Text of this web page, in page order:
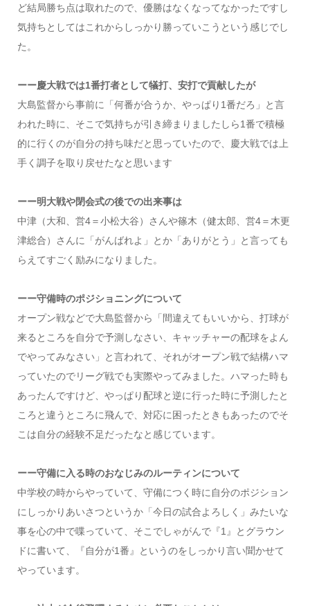
ど結局勝ち点は取れたので、優勝はなくなってなかったですし
気持ちとしてはこれからしっかり勝っていこうという感じでし
た。
ーー慶大戦では1番打者として犠打、安打で貢献したが
大島監督から事前に「何番が合うか、やっぱり1番だろ」と言
われた時に、そこで気持ちが引き締まりましたしら1番で積極
的に行くのが自分の持ち味だと思っていたので、慶大戦では上
手く調子を取り戻せたなと思います
ーー明大戦や閉会式の後での出来事は
中津（大和、営4＝小松大谷）さんや篠木（健太郎、営4＝木更
津総合）さんに「がんばれよ」とか「ありがとう」と言っても
らえてすごく励みになりました。
ーー守備時のポジショニングについて
オープン戦などで大島監督から「間違えてもいいから、打球が
来るところを自分で予測しなさい、キャッチャーの配球をよん
でやってみなさい」と言われて、それがオープン戦で結構ハマ
っていたのでリーグ戦でも実際やってみました。ハマった時も
あったんですけど、やっぱり配球と逆に行った時に予測したと
ころと違うところに飛んで、対応に困ったときもあったのでそ
こは自分の経験不足だったなと感じています。
ーー守備に入る時のおなじみのルーティンについて
中学校の時からやっていて、守備につく時に自分のポジション
にしっかりあいさつというか「今日の試合よろしく」みたいな
事を心の中で喋っていて、そこでしゃがんで『1』とグラウン
ドに書いて、『自分が1番』というのをしっかり言い聞かせて
やっています。